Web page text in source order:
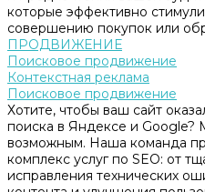
которые эффективно
совершению покупок или
ПРОДВИЖЕНИЕ
Поисковое продвижение
Контекстная реклама
Поисковое продвижение
Хотите, чтобы ваш сайт
поиска в Яндексе и Google?
возможным. Наша команда
комплекс услуг по SEO: от
исправления технических